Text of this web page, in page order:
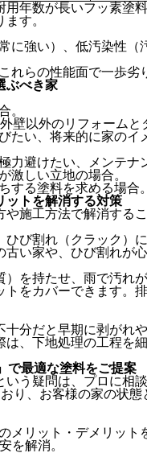
年数が長いフッ素塗
す。
に強い）、低汚染性
れらの性能面で一歩劣
ぶべき家
。
壁以外のリフォームと
たい、将来的に家のイ
力避けたい、メンテナ
激しい立地の場合。
する塗料を求める場合。
ットを解消する対策
施工方法で解消するこ
び割れ（クラック）
い家や、ひび割れが
を持たせ、雨で汚れ
をカバーできます。
分だと早期に剥がれ
、下地処理の工程を
で最適な塗料をご提案
う疑問は、プロに相
り、お客様の家の状
メリット・デメリット
を解消。